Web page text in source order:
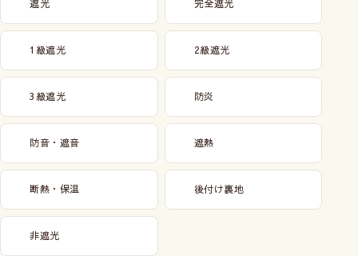
遮光 完全遮光
1級遮光 2級遮光
3級遮光 防炎
防音・遮音 遮熱
断熱・保温 後付け裏地
非遮光